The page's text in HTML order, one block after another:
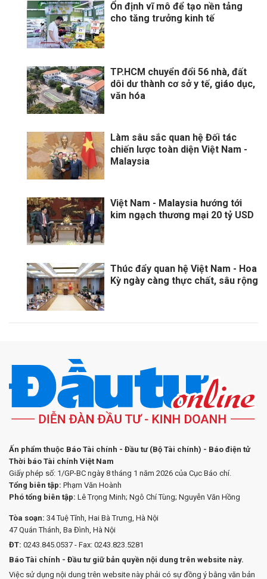
Ổn định vĩ mô để tạo nền tảng
cho tăng trưởng kinh tế
TP.HCM chuyển đổi 56 nhà, đất
dôi dư thành cơ sở y tế, giáo dục,
văn hóa
Làm sâu sắc quan hệ Đối tác
chiến lược toàn diện Việt Nam -
Malaysia
Việt Nam - Malaysia hướng tới
kim ngạch thương mại 20 tỷ USD
Thúc đẩy quan hệ Việt Nam - Hoa
Kỳ ngày càng thực chất, sâu rộng
Ấn phẩm thuộc Báo Tài chính - Đầu tư (Bộ Tài chính) - Báo điện tử
Thời báo Tài chính Việt Nam
Giấy phép số: 1/GP-BC ngày 8 tháng 1 năm 2026 của Cục Báo chí.
Tổng biên tập: Phạm Văn Hoành
Phó tổng biên tập: Lê Trọng Minh; Ngô Chí Tùng; Nguyễn Văn Hồng
Tòa soạn: 34 Tuệ Tĩnh, Hai Bà Trưng, Hà Nội
47 Quán Thánh, Ba Đình, Hà Nội
ĐT: 0243.845.0537 - Fax: 0243.823.5281
Báo Tài chính - Đầu tư giữ bản quyền nội dung trên website này.
Việc sử dụng nội dung trên website này phải có sự đồng ý bằng văn bản